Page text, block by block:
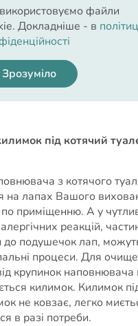
під котячий
з котячого
на лапах Вашого
приміщенню. А у
реакцій,
подушечок лап,
процеси. Для
крупинок наповнювача
килимок. Килимок
не ковзає, легко
в разі потреби.
файли
Докладніше - в
Зрозуміло